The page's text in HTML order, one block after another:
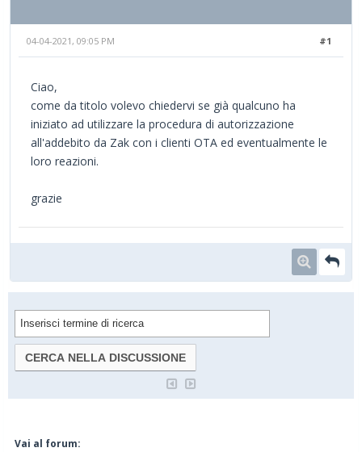
#1
04-04-2021, 09:05 PM
Ciao,
come da titolo volevo chiedervi se già qualcuno ha
iniziato ad utilizzare la procedura di autorizzazione
all'addebito da Zak con i clienti OTA ed eventualmente le
loro reazioni.
grazie
Vai al forum: